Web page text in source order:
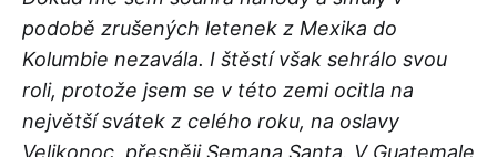
podobě zrušených letenek z Mexika do
Kolumbie nezavála. I štěstí však sehrálo svou
roli, protože jsem se v této zemi ocitla na
největší svátek z celého roku, na oslavy
Velikonoc, přesněji Semana Santa. V Guatemale